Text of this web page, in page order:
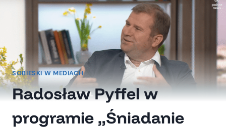
SOBIESKI W MEDIACH
Radosław Pyffel w
programie „Śniadanie